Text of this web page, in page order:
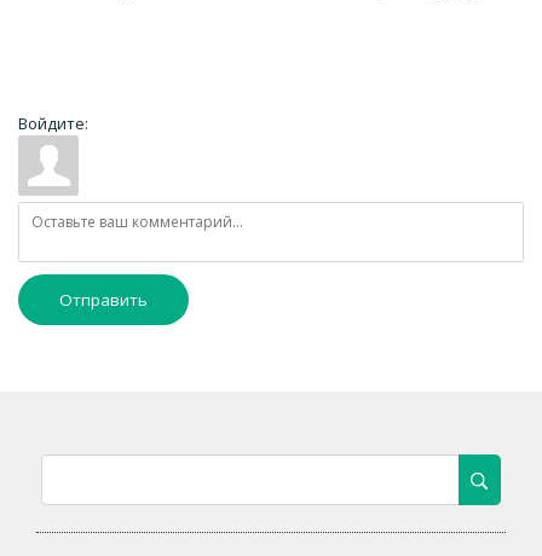
Войдите:
Отправить